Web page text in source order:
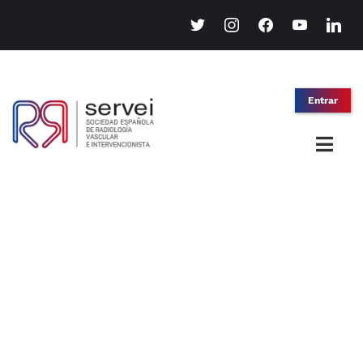
twitter instagramfacebook youtube linkedin
Entrar